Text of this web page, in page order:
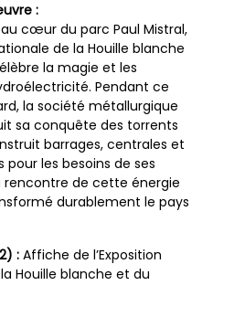
:
au cœur du parc Paul Mistral,
de la Houille blanche
la magie et les
Pendant ce
la société métallurgique
sa conquête des torrents
barrages, centrales et
les besoins de ses
rencontre de cette énergie
durablement le pays
: Affiche de l’Exposition
Houille blanche et du